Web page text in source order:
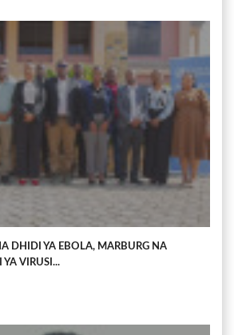
DHIDI YA EBOLA, MARBURG NA
VIRUSI...